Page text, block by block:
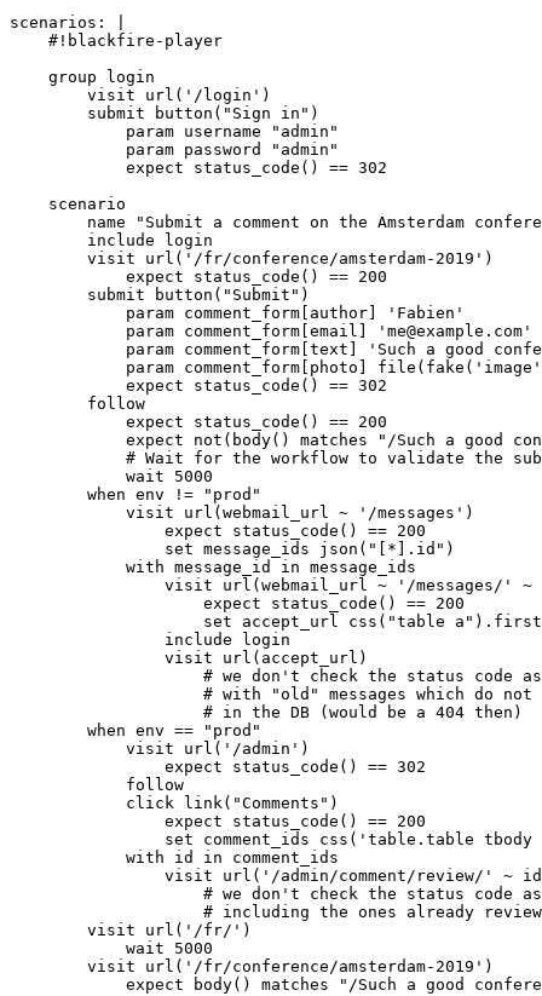
scenarios: |
    #!blackfire-player
    group login
        visit url('/login')
        submit button("Sign in")
            param username "admin"
            param password "admin"
            expect status_code() == 302
    scenario
name "Submit a comment on the Amsterdam
        include login
        visit url('/fr/conference/amsterdam-2019')
            expect status_code() == 200
        submit button("Submit")
            param comment_form[author] 'Fabien'
            param comment_form[email] 'me@example.com'
param comment_form[text] 'Such a good
param comment_form[photo]
            expect status_code() == 302
        follow
            expect status_code() == 200
expect not(body() matches "/Such a good
# Wait for the workflow to validate the
            wait 5000
        when env != "prod"
            visit url(webmail_url ~ '/messages')
                expect status_code() == 200
                set message_ids json("[*].id")
            with message_id in message_ids
visit url(webmail_url ~ '/messages/' ~
                    expect status_code() == 200
set accept_url css("table
                include login
                visit url(accept_url)
# we don't check the status code
# with "old" messages which do not
                    # in the DB (would be a 404 then)
        when env == "prod"
            visit url('/admin')
                expect status_code() == 302
            follow
            click link("Comments")
                expect status_code() == 200
set comment_ids css('table.table tbody
            with id in comment_ids
visit url('/admin/comment/review/' ~
# we don't check the status code
# including the ones already
        visit url('/fr/')
            wait 5000
        visit url('/fr/conference/amsterdam-2019')
expect body() matches "/Such a good